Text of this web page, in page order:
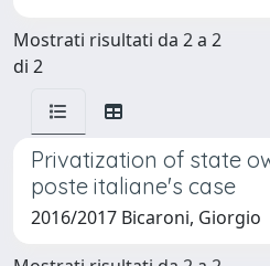
Mostrati risultati da 2 a 2
di 2
Privatization of state
poste italiane's case
2016/2017 Bicaroni, Giorgio